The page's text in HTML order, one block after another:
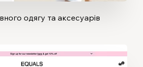
одягу та аксесуарів